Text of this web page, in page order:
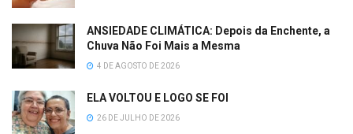
ANSIEDADE CLIMÁTICA: Depois da Enchente, a
Chuva Não Foi Mais a Mesma
4 DE AGOSTO DE 2026
ELA VOLTOU E LOGO SE FOI
26 DE JULHO DE 2026